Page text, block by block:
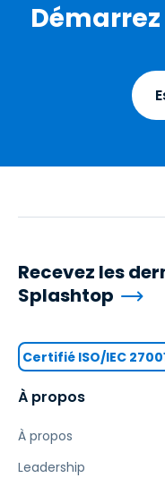
À propos
À propos
Leadership
Recevez les
Splashtop
Certifié ISO/IEC